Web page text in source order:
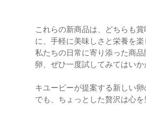
これらの新商品は、どちらも
に、手軽に美味しさと栄養を
私たちの日常に寄り添った商
卵、ぜひ一度試してみてはいか
キユーピーが提案する新しい
でも、ちょっとした贅沢は心